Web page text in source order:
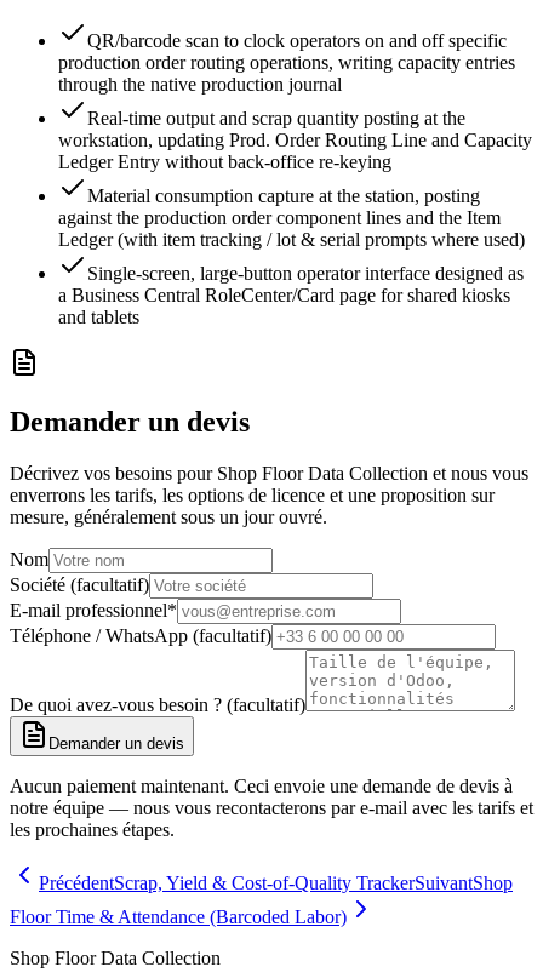
QR/barcode scan to clock operators on and off specific
production order routing operations, writing capacity entries
through the native production journal
Real-time output and scrap quantity posting at the
workstation, updating Prod. Order Routing Line and Capacity
Ledger Entry without back-office re-keying
Material consumption capture at the station, posting
against the production order component lines and the Item
Ledger (with item tracking / lot & serial prompts where used)
Single-screen, large-button operator interface designed as
a Business Central RoleCenter/Card page for shared kiosks
and tablets
Demander un devis
Décrivez vos besoins pour Shop Floor Data Collection et nous vous
enverrons les tarifs, les options de licence et une proposition sur
mesure, généralement sous un jour ouvré.
Nom
Société (facultatif)
E-mail professionnel*
Téléphone / WhatsApp (facultatif)
De quoi avez-vous besoin ? (facultatif)
Demander un devis
Aucun paiement maintenant. Ceci envoie une demande de devis à
notre équipe — nous vous recontacterons par e-mail avec les tarifs et
les prochaines étapes.
PrécédentScrap, Yield & Cost-of-Quality TrackerSuivantShop
Floor Time & Attendance (Barcoded Labor)
Shop Floor Data Collection